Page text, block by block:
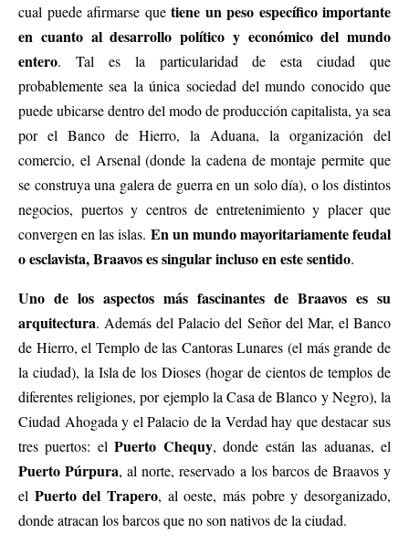
cual puede afirmarse que tiene un peso específico importante
en cuanto al desarrollo político y económico del mundo
entero. Tal es la particularidad de esta ciudad que
probablemente sea la única sociedad del mundo conocido que
puede ubicarse dentro del modo de producción capitalista, ya sea
por el Banco de Hierro, la Aduana, la organización del
comercio, el Arsenal (donde la cadena de montaje permite que
se construya una galera de guerra en un solo día), o los distintos
negocios, puertos y centros de entretenimiento y placer que
convergen en las islas. En un mundo mayoritariamente feudal
o esclavista, Braavos es singular incluso en este sentido.
Uno de los aspectos más fascinantes de Braavos es su
arquitectura. Además del Palacio del Señor del Mar, el Banco
de Hierro, el Templo de las Cantoras Lunares (el más grande de
la ciudad), la Isla de los Dioses (hogar de cientos de templos de
diferentes religiones, por ejemplo la Casa de Blanco y Negro), la
Ciudad Ahogada y el Palacio de la Verdad hay que destacar sus
tres puertos: elPuerto Chequy, donde están las aduanas, el
Puerto Púrpura, al norte, reservado a los barcos de Braavos y
el Puerto del Trapero, al oeste, más pobre y desorganizado,
donde atracan los barcos que no son nativos de la ciudad.